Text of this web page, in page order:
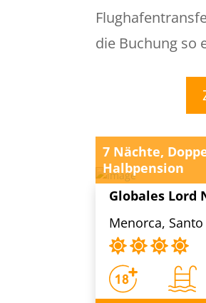
die Buchung so
7 Nächte,
Halbpension
Globales Lord
Menorca,